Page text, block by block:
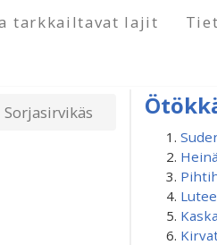
tarkkailtavat lajit
Sorjasirvikäs